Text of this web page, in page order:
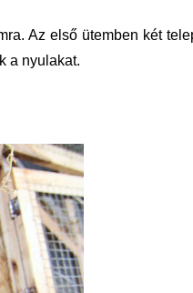
Az első ütemben két
a nyulakat.